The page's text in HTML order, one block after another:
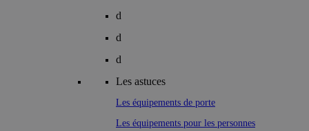
d
d
d
Les astuces
Les équipements de porte
Les équipements pour les personnes